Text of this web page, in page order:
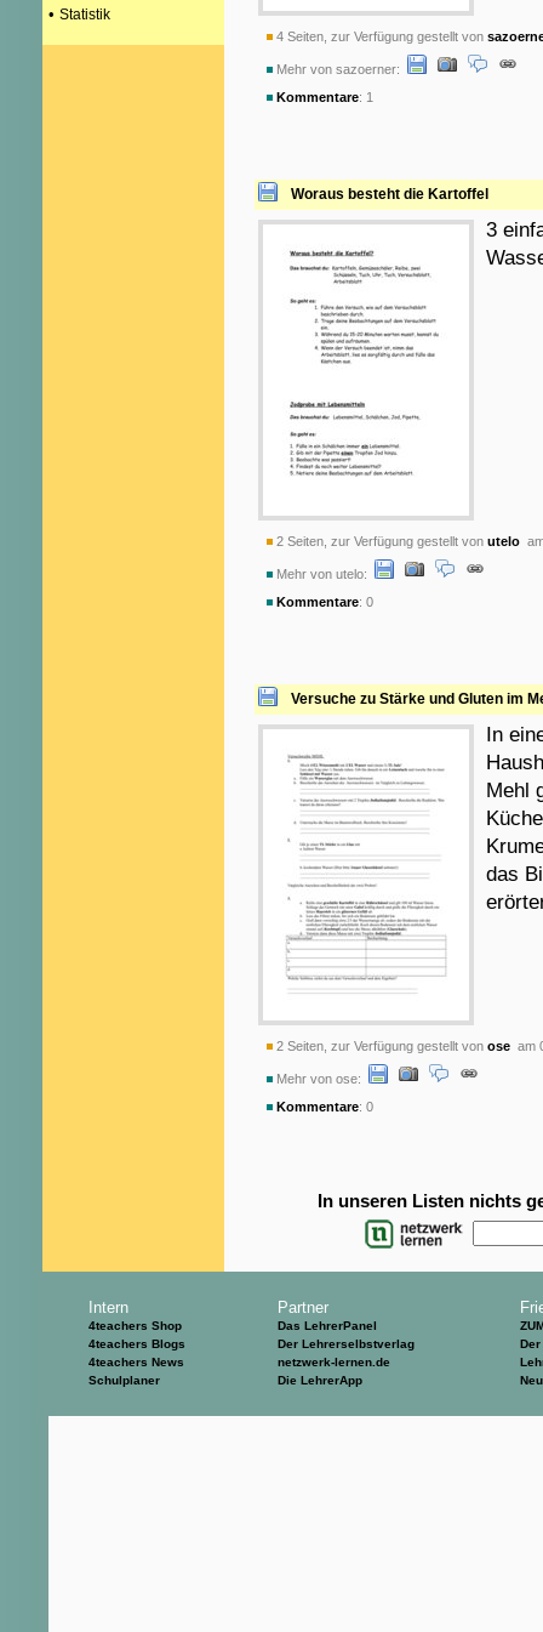
• Statistik
4 Seiten, zur Verfügung gestellt von
Mehr von sazoerner:
Kommentare: 1
Woraus besteht die Kartoffel
3
2 Seiten, zur Verfügung gestellt von utelo
Mehr von utelo:
Kommentare: 0
Versuche zu Stärke und Gluten im
In
Mehl
das
2 Seiten, zur Verfügung gestellt von ose am
Mehr von ose:
Kommentare: 0
In unseren Listen nichts
Intern
4teachers Shop
4teachers Blogs
4teachers News
Schulplaner
Partner
Das LehrerPanel
Der Lehrerselbstverlag
netzwerk-lernen.de
Die LehrerApp